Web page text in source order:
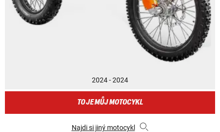
2024 - 2024
TO JE MŮJ MOTOCYKL
Najdi si jiný motocykl